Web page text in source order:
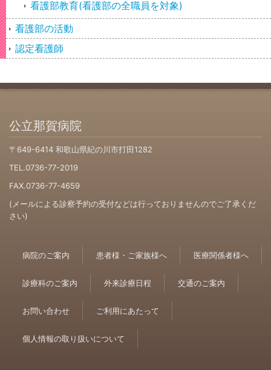
看護部教育(看護部の全職員を対象)
看護部の活動
認定看護師
公立那賀病院
〒649-6414 和歌山県紀の川市打田1282
TEL.0736-77-2019
FAX.0736-77-4659
(メールによる診察予約の受付などは行っておりませんのでご了承くだ
さい)
病院のご案内 患者様・ご家族様へ 医療関係者様へ
診療科のご案内 外来診療日程 交通のご案内
お問い合わせ ご利用にあたって
個人情報の取り扱いについて